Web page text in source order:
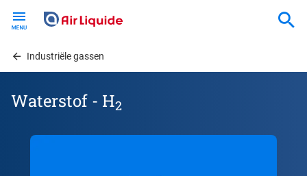
contentIndustriële gassen
Waterstof - H2